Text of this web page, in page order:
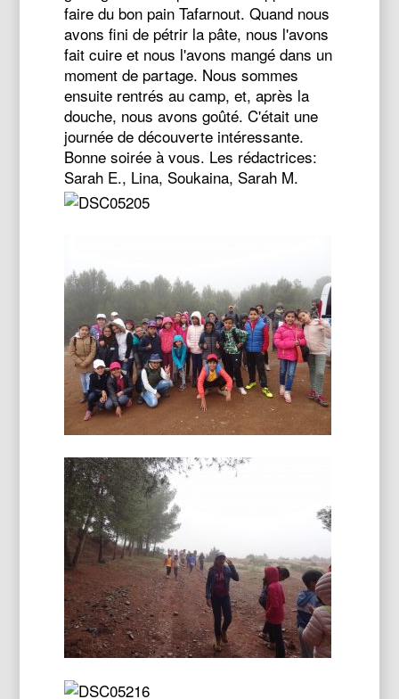
faire du bon pain Tafarnout. Quand nous
avons fini de pétrir la pâte, nous l'avons
fait cuire et nous l'avons mangé dans un
moment de partage. Nous sommes
ensuite rentrés au camp, et, après la
douche, nous avons goûté. C'était une
journée de découverte intéressante.
Bonne soirée à vous. Les rédactrices:
Sarah E., Lina, Soukaina, Sarah M.